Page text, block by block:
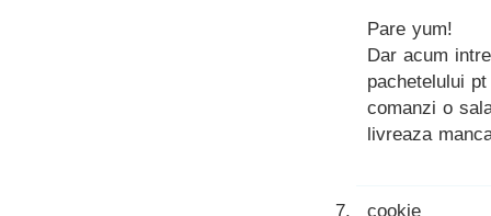
Pare yum!
Dar acum
pachetelului
comanzi o
livreaza
cookie